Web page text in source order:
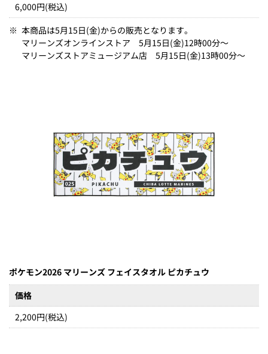
6,000円(税込)
※ 本商品は5月15日(金)からの販売となります。
マリーンズオンラインストア 5月15日(金)12時00分～
マリーンズストアミュージアム店 5月15日(金)13時00分～
ポケモン2026 マリーンズ フェイスタオル ピカチュウ
価格
2,200円(税込)